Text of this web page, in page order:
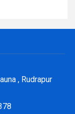
, Rudrapur